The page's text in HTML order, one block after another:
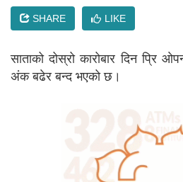
SHARE LIKE
साताको दोस्रो कारोबार दिन प्रि
अंक बढेर बन्द भएको छ।